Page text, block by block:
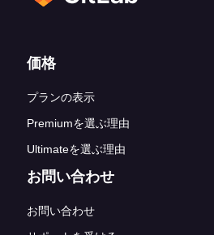
フッターリンク
価格
プランの表示
Premiumを選ぶ理由
Ultimateを選ぶ理由
お問い合わせ
お問い合わせ